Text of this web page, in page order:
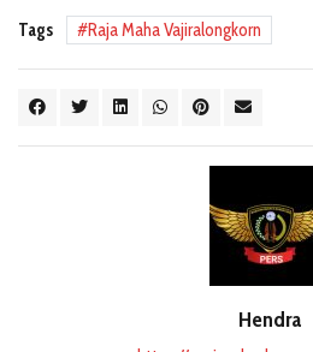
Tags Raja Maha Vajiralongkorn
Hendra